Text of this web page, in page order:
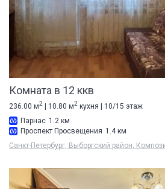
Комната в 12 ккв
236.00 м2 | 10.80 м2 кухня | 10/15 этаж
Парнас 1.2 км
Проспект Просвещения 1.4 км
Санкт-Петербург, Выборгский район,